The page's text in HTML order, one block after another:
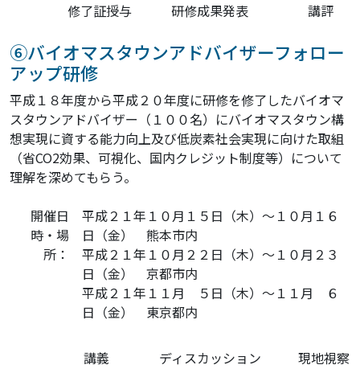
修了証授与 研修成果発表 講評
⑥バイオマスタウンアドバイザーフォロー
アップ研修
平成１８年度から平成２０年度に研修を修了したバイオマ
スタウンアドバイザー（１００名）にバイオマスタウン構
想実現に資する能力向上及び低炭素社会実現に向けた取組
（省CO2効果、可視化、国内クレジット制度等）について
理解を深めてもらう。
開催日
時・場
所：
平成２１年１０月１５日（木）～１０月１６
日（金） 熊本市内
平成２１年１０月２２日（木）～１０月２３
日（金） 京都市内
平成２１年１１月 ５日（木）～１１月 ６
日（金） 東京都内
講義 ディスカッション 現地視察